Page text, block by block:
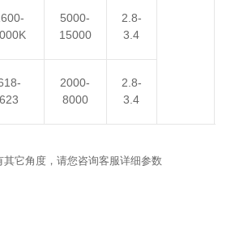
5000-
15000
2.8-
3.4
623
2000-
8000
2.8-
3.4
它角度，请您咨询客服详细参数